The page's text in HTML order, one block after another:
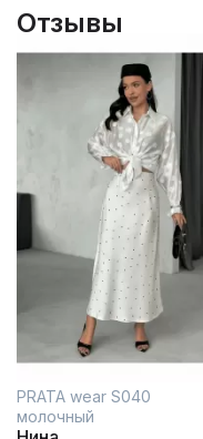
Отзывы
PRATA wear S040
молочный